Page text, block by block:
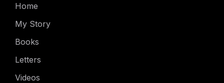
Home
My Story
Books
Letters
Videos